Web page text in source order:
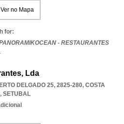
Ver no Mapa
for:
- RESTAURANTES
Lda
DELGADO 25, 2825-280, COSTA
, SETUBAL